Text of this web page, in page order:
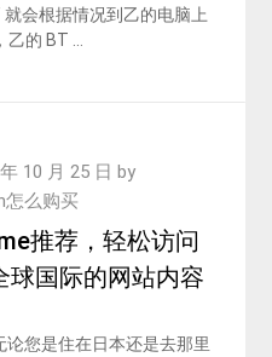
会根据情况到乙的电脑上
的 BT …
推荐，轻松访问
球国际的网站内容
10 月 25 日 by
怎么购买
您是住在日本还是去那里